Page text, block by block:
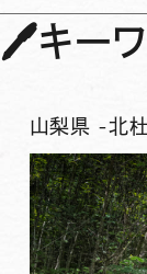
🖊キー
山梨県 -北